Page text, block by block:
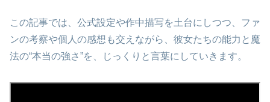
この記事では、公式設定や作中描写を土台にしつつ、ファ
ンの考察や個人の感想も交えながら、彼女たちの能力と魔
法の“本当の強さ”を、じっくりと言葉にしていきます。